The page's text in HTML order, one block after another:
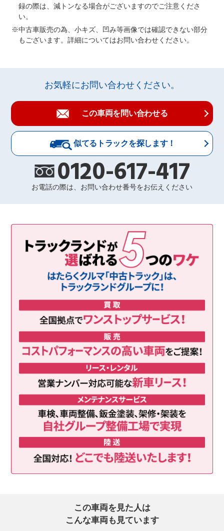
録の際は、減トンなる場合がございますのでご注意くださ
い。
中古車販売の為、小キズ、凹み等画像では確認できない部分
もございます。詳細についてはお問い合わせください。
お気軽にお問い合わせください。
この車両を問い合わせる
似てるトラックを探します！
0120-617-417
お電話の際は、お問い合わせ番号をお伝えください
この車両を見た人は
こんな車両も見ています